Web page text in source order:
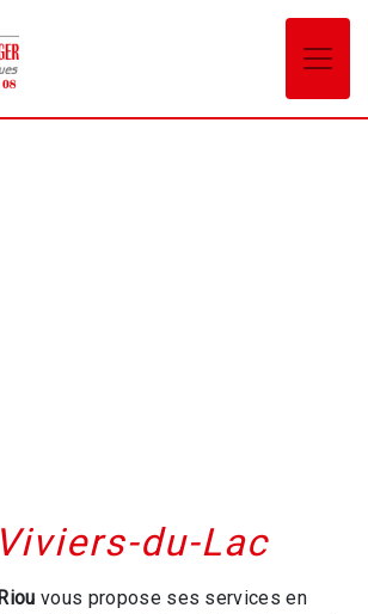
du-Lac
vous propose ses services en